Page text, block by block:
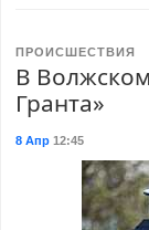
ПРОИСШЕСТВИЯ
В
Гранта»
8 Апр12:45